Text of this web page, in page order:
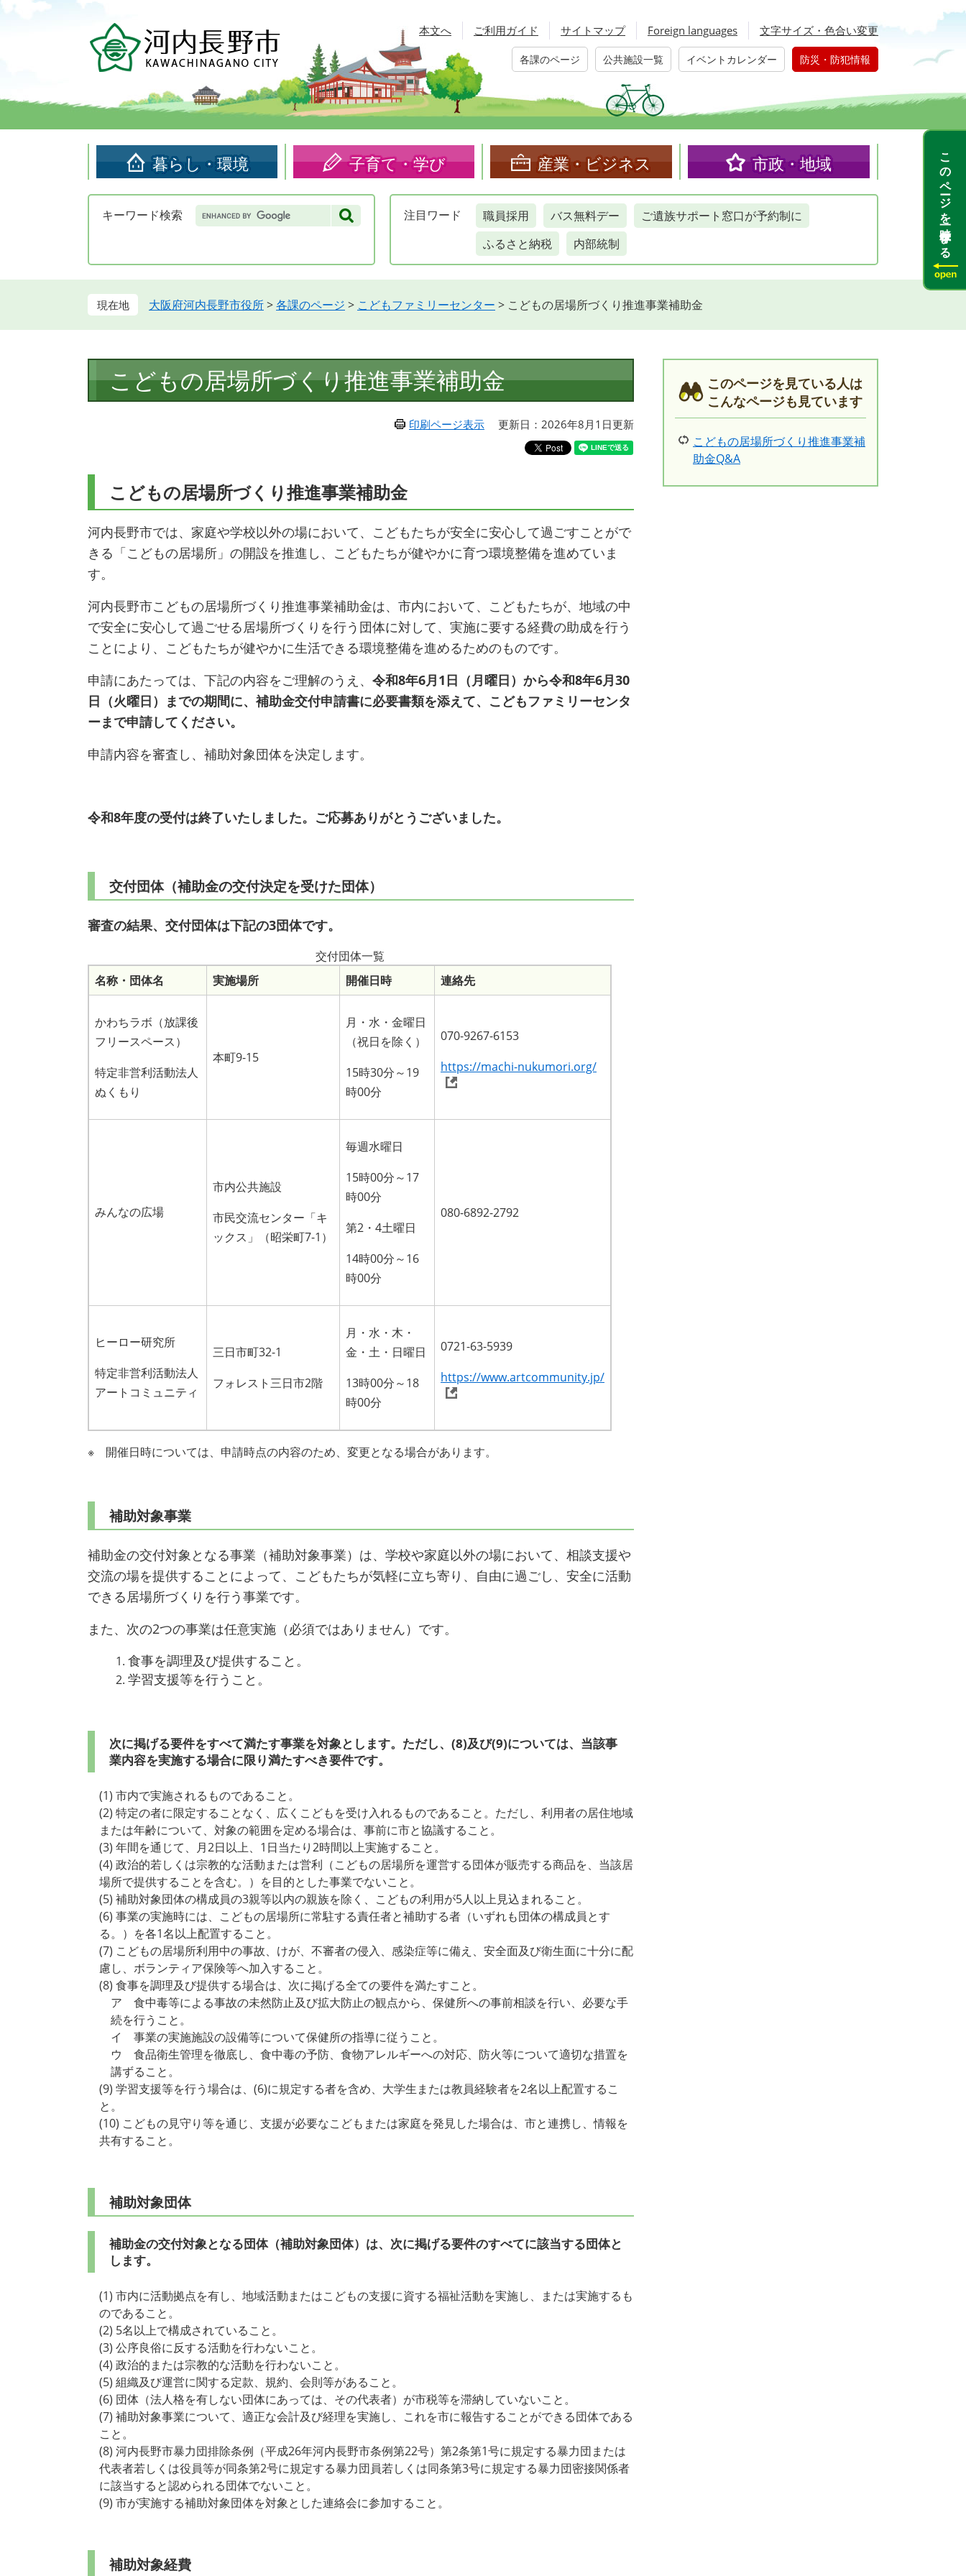
頭
す。
飛
し
本文へ ご利用ガイド サイトマップ Foreign languages 文字サイズ・色合い変更
各課のページ 公共施設一覧 イベントカレンダー 防災・防犯情報
暮らし・環境 子育て・学び 産業・ビジネス 市政・地域
キーワード検索 Google
カ
検
注目 ワード 職員採用 バス無料デー
ご遺族サポート窓口が予約制に
ふるさと納税
内部統制
大阪府河内長野市役所>各課のページ > こどもファミリーセンター > こどもの居場所づくり推進事業補助金
文
こどもの居場所づくり推進事業補助金
印刷ページ表示 更新日：2026年8月1日更新
こどもの居場所づくり推進事業補助金
河内長野市では、家庭や学校以外の場において、こどもたちが安全に安心して過ごすことがで
きる「こどもの居場所」の開設を推進し、こどもたちが健やかに育つ環境整備を進めていま
す。
河内長野市こどもの居場所づくり推進事業補助金は、市内において、こどもたちが、地域の中
で安全に安心して過ごせる居場所づくりを行う団体に対して、実施に要する経費の助成を行う
ことにより、こどもたちが健やかに生活できる環境整備を進めるためのものです。
申請にあたっては、下記の内容をご理解のうえ、 令和8年6月1日（月曜日）から令和8年6月30
日（火曜日）までの期間に、補助金交付申請書に必要書類を添えて、こどもファミリーセンタ
ーまで申請してください。
申請内容を審査し、補助対象団体を決定します。
令和8年度の受付は終了いたしました。ご応募ありがとうございました。
交付団体（補助金の交付決定を受けた団体）
審査の結果、交付団体は下記の3団体です。
交付団体一覧
名称・団体名
実施場所 開催日時 連絡先
かわちラボ（放課後
フリースペース）
特定非営利活動法人
ぬくもり
本町9-15
月・水・金曜日
（祝日を除く）
15時30分～19
時00分
070-9267-6153
https://machi-nukumori.org/
みんなの広場
市内公共施設
市民交流センター「キ
ックス」（昭栄町7-1）
毎週水曜日
15時00分～17
時00分
第2・4土曜日
14時00分～16
時00分
080-6892-2792
ヒーロー研究所
特定非営利活動法人
アートコミュニティ
三日市町32-1
フォレスト三日市2階
月・水・木・
金・土・日曜日
13時00分～18
時00分
0721-63-5939
https://www.artcommunity.jp/
※ 開催日時については、申請時点の内容のため、変更となる場合があります。
補助対象事業
補助金の交付対象となる事業（補助対象事業）は、学校や家庭以外の場において、相談支援や
交流の場を提供することによって、こどもたちが気軽に立ち寄り、自由に過ごし、安全に活動
できる居場所づくりを行う事業です。
また、次の2つの事業は任意実施（必須ではありません）です。
食事を調理及び提供すること。
学習支援等を行うこと。
次に掲げる要件をすべて満たす事業を対象とします。ただし、 (8)及び(9)については、当該事
業内容を実施する場合に限り満たすべき要件です。​
(1) 市内で実施されるものであること。
(2) 特定の者に限定することなく、広くこどもを受け入れるものであること。ただし、利用者の居住地域
または年齢について、対象の範囲を定める場合は、事前に市と協議すること。
(3) 年間を通じて、月2日以上、1日当たり2時間以上実施すること。
(4) 政治的若しくは宗教的な活動または営利（こどもの居場所を運営する団体が販売する商品を、当該居
場所で提供することを含む。）を目的とした事業でないこと。
(5) 補助対象団体の構成員の3親等以内の親族を除く、こどもの利用が5人以上見込まれること。
(6) 事業の実施時には、こどもの居場所に常駐する責任者と補助する者（いずれも団体の構成員とす
る。）を各1名以上配置すること。
(7) こどもの居場所利用中の事故、けが、不審者の侵入、感染症等に備え、安全面及び衛生面に十分に配
慮し、ボランティア保険等へ加入すること。
(8) 食事を調理及び提供する場合は、次に掲げる全ての要件を満たすこと。
ア 食中毒等による事故の未然防止及び拡大防止の観点から、保健所への事前相談を行い、必要な手
続を行うこと。
イ 事業の実施施設の設備等について保健所の指導に従うこと。
ウ 食品衛生管理を徹底し、食中毒の予防、食物アレルギーへの対応、防火等について適切な措置を
講ずること。
(9) 学習支援等を行う場合は、(6)に規定する者を含め、大学生または教員経験者を2名以上配置するこ
と。
(10) こどもの見守り等を通じ、支援が必要なこどもまたは家庭を発見した場合は、市と連携し、情報を
共有すること。
補助対象団体
補助金の交付対象となる団体（補助対象団体）は、次に掲げる要件のすべてに該当する団体と
します。
(1) 市内に活動拠点を有し、地域活動またはこどもの支援に資する福祉活動を実施し、または実施するも
のであること。
(2) 5名以上で構成されていること。
(3) 公序良俗に反する活動を行わないこと。
(4) 政治的または宗教的な活動を行わないこと。
(5) 組織及び運営に関する定款、規約、会則等があること。
(6) 団体（法人格を有しない団体にあっては、その代表者）が市税等を滞納していないこと。
(7) 補助対象事業について、適正な会計及び経理を実施し、これを市に報告することができる団体である
こと。
(8) 河内長野市暴力団排除条例（平成26年河内長野市条例第22号）第2条第1号に規定する暴力団または
代表者若しくは役員等が同条第2号に規定する暴力団員若しくは同条第3号に規定する暴力団密接関係者
に該当すると認められる団体でないこと。
(9) 市が実施する補助対象団体を対象とした連絡会に参加すること。
補助対象経費
このページを見ている人は
こんなページも見ています
こどもの居場所づくり推進事業補
助金Q&A
このページを一時保存する